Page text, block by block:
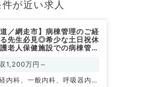
が近い求人
道／網走市】病棟管理のご経
先生必見◎希少な土日祝休
老人保健施設での病棟管理
1,200万円～
内科、一般内科、呼吸器内